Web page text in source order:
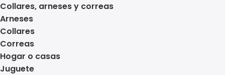
Collares, arneses y correas
Arneses
Collares
Correas
Hogar o casas
Juguete